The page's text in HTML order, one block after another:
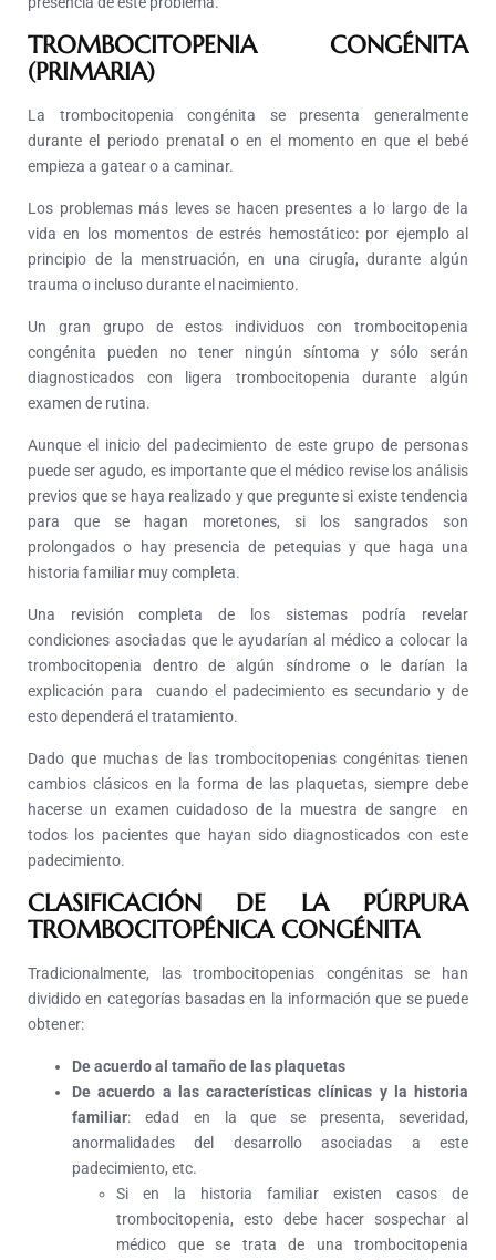
TROMBOCITOPENIA CONGÉNITA
(PRIMARIA)
La trombocitopenia congénita se presenta generalmente
durante el periodo prenatal o en el momento en que el bebé
empieza a gatear o a caminar.
Los problemas más leves se hacen presentes a lo largo de la
vida en los momentos de estrés hemostático: por ejemplo al
principio de la menstruación, en una cirugía, durante algún
trauma o incluso durante el nacimiento.
Un gran grupo de estos individuos con trombocitopenia
congénita pueden no tener ningún síntoma y sólo serán
diagnosticados con ligera trombocitopenia durante algún
examen de rutina.
Aunque el inicio del padecimiento de este grupo de personas
puede ser agudo, es importante que el médico revise los análisis
previos que se haya realizado y que pregunte si existe tendencia
para que se hagan moretones, si los sangrados son
prolongados o hay presencia de petequias y que haga una
historia familiar muy completa.
Una revisión completa de los sistemas podría revelar
condiciones asociadas que le ayudarían al médico a colocar la
trombocitopenia dentro de algún síndrome o le darían la
explicación para cuando el padecimiento es secundario y de
esto dependerá el tratamiento.
Dado que muchas de las trombocitopenias congénitas tienen
cambios clásicos en la forma de las plaquetas, siempre debe
hacerse un examen cuidadoso de la muestra de sangre en
todos los pacientes que hayan sido diagnosticados con este
padecimiento.
CLASIFICACIÓN DE LA PÚRPURA
TROMBOCITOPÉNICA CONGÉNITA
Tradicionalmente, las trombocitopenias congénitas se han
dividido en categorías basadas en la información que se puede
obtener:
De acuerdo al tamaño de las plaquetas
De acuerdo a las características clínicas y la historia
familiar: edad en la que se presenta, severidad,
anormalidades del desarrollo asociadas a este
padecimiento, etc.
Si en la historia familiar existen casos de
trombocitopenia, esto debe hacer sospechar al
médico que se trata de una trombocitopenia